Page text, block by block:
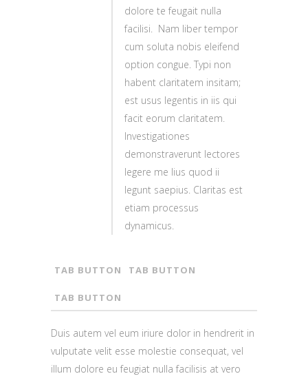
dolore te feugait nulla
facilisi. Nam liber tempor
cum soluta nobis eleifend
option congue. Typi non
habent claritatem insitam;
est usus legentis in iis qui
facit eorum claritatem.
Investigationes
demonstraverunt lectores
legere me lius quod ii
legunt saepius. Claritas est
etiam processus
dynamicus.
TAB BUTTON TAB BUTTON
TAB BUTTON
Duis autem vel eum iriure dolor in hendrerit in
vulputate velit esse molestie consequat, vel
illum dolore eu feugiat nulla facilisis at vero